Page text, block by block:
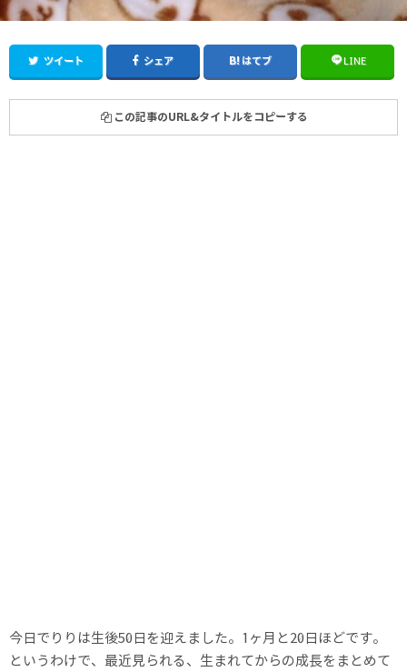
ツイート シェア はてブ LINE
この記事のURL&タイトルをコピーする
今日でりりは生後50日を迎えました。1ヶ月と20日ほどです。
というわけで、最近見られる、生まれてからの成長をまとめて